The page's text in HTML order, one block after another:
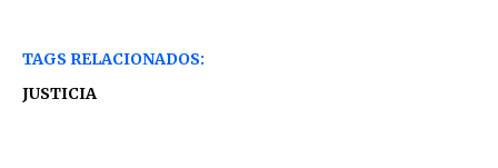
TAGS RELACIONADOS:
JUSTICIA